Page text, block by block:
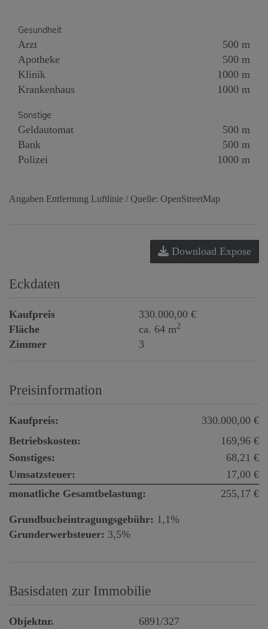
Gesundheit
Arzt
500 m
Apotheke
500 m
Klinik
1000 m
Krankenhaus
1000 m
Sonstige
Geldautomat
500 m
Bank
500 m
Polizei
1000 m
Angaben Entfernung Luftlinie / Quelle: OpenStreetMap
Download Expose
Eckdaten
Kaufpreis
330.000,00 €
Fläche
ca. 64 m2
Zimmer 3
Preisinformation
Kaufpreis:
330.000,00 €
Betriebskosten:
169,96 €
Sonstiges:
68,21 €
Umsatzsteuer:
17,00 €
monatliche Gesamtbelastung:
255,17 €
Grundbucheintragungsgebühr: 1,1%
Grunderwerbsteuer: 3,5%
Basisdaten zur Immobilie
Objektnr.
6891/327